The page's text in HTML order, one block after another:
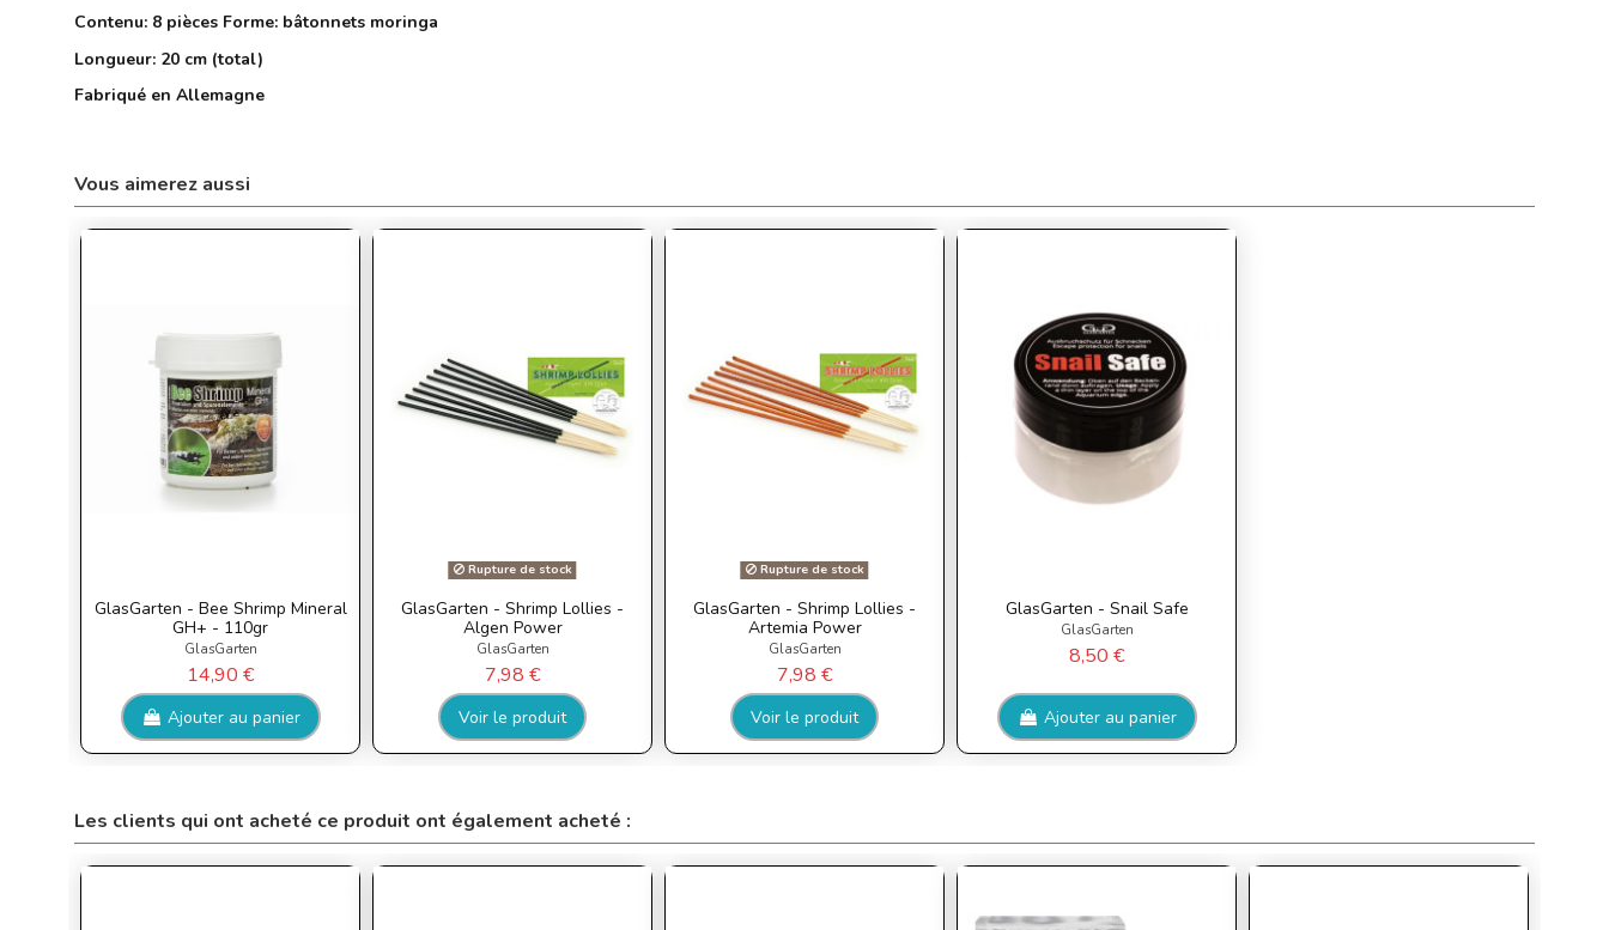
Contenu: 8 pièces Forme: bâtonnets moringa
Longueur: 20 cm (total)
Fabriqué en Allemagne
Vous aimerez aussi
GlasGarten - Bee Shrimp Mineral
GH+ - 110gr
GlasGarten
14,90 €
Ajouter au panier
Rupture de stock
GlasGarten - Shrimp Lollies -
Algen Power
GlasGarten
7,98 €
Voir le produit
Rupture de stock
GlasGarten - Shrimp Lollies -
Artemia Power
GlasGarten
7,98 €
Voir le produit
GlasGarten - Snail Safe
GlasGarten
8,50 €
Ajouter au panier
Les clients qui ont acheté ce produit ont également acheté :